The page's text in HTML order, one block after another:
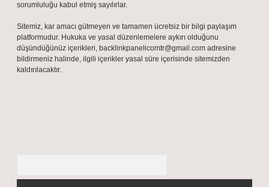
sorumluluğu kabul etmiş sayılırlar.
Sitemiz, kar amacı gütmeyen ve tamamen ücretsiz bir bilgi paylaşım
platformudur. Hukuka ve yasal düzenlemelere aykırı olduğunu
düşündüğünüz içerikleri, backlinkpanelicomtr@gmail.com adresine
bildirmeniz halinde, ilgili içerikler yasal süre içerisinde sitemizden
kaldırılacaktır.